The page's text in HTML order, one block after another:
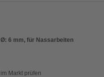
6 mm, für Nassarbeiten
Markt prüfen